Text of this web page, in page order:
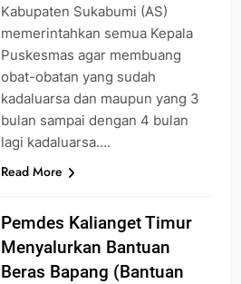
Kabupaten Sukabumi (AS)
memerintahkan semua Kepala
Puskesmas agar membuang
obat-obatan yang sudah
kadaluarsa dan maupun yang 3
bulan sampai dengan 4 bulan
lagi kadaluarsa….
Read More
Pemdes Kalianget Timur
Menyalurkan Bantuan
Beras Bapang (Bantuan